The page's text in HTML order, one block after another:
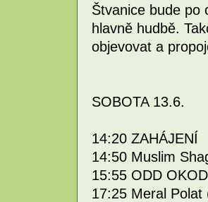
Štvanice bude po
hlavně hudbě.
objevovat a
SOBOTA 13.6.
14:20 ZAHÁJENÍ
14:50 Muslim
15:55 ODD
17:25 Meral Polat